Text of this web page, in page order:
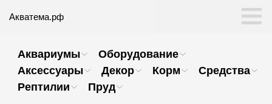
Акватема.рф
Аквариумы
Оборудование
Аксессуары
Декор Корм
Средства
Рептилии
Пруд